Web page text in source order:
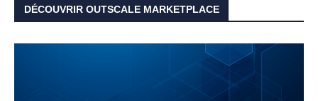
DÉCOUVRIR OUTSCALE MARKETPLACE